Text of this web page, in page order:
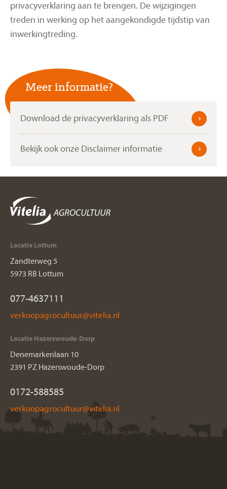
privacyverklaring aan te brengen. De wijzigingen
treden in werking op het aangekondigde tijdstip van
inwerkingtreding.
Meer informatie?
Download de privacyverklaring als PDF
Bekijk ook onze Disclaimer informatie
Locatie Lottum
Zandterweg 5
5973 RB Lottum
077-4637111
Locatie Hazerswoude-Dorp
Denemarkenlaan 10
2391 PZ Hazerswoude-Dorp
0172-588585